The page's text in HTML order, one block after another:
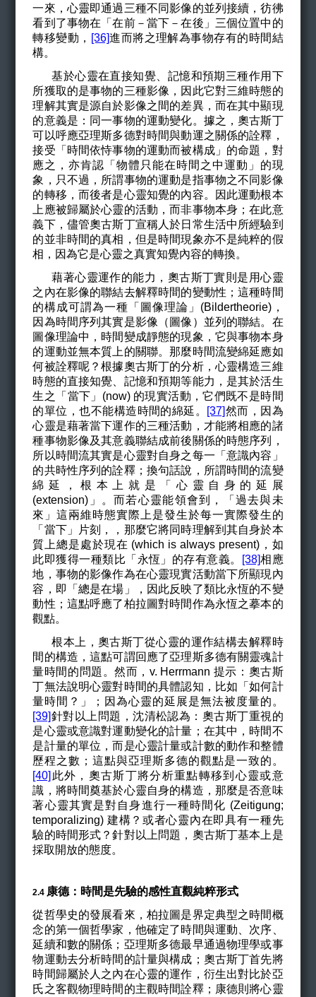
一來，心靈即通過三種不同影像的並列接續，彷彿
看到了事物在「在前－當下－在後」三個位置中的
轉移變動， [36]進而將之理解為事物存有的時間結
構。
基於心靈在直接知覺、記憶和預期三種作用下
所獲取的是事物的三種影像，因此它對三維時態的
理解其實是源自於影像之間的差異，而在其中顯現
的意義是：同一事物的運動變化。據之，奧古斯丁
可以呼應亞理斯多德對時間與動運之關係的詮釋，
接受「時間依恃事物的運動而被構成」的命題，對
應之，亦肯認「物體只能在時間之中運動」的現
象，只不過，所謂事物的運動是指事物之不同影像
的轉移，而後者是心靈知覺的內容。因此運動根本
上應被歸屬於心靈的活動，而非事物本身；在此意
義下，儘管奧古斯丁宣稱人於日常生活中所經驗到
的並非時間的真相，但是時間現象亦不是純粹的假
相，因為它是心靈之真實知覺內容的轉換。
藉著心靈運作的能力，奧古斯丁實則是用心靈
之內在影像的聯結去解釋時間的變動性； 這種時間
的構成可謂為一種「圖像理論」(Bildertheorie)，
因為時間序列其實是影像（圖像）並列的聯結。在
圖像理論中，時間變成靜態的現象，它與事物本身
的運動並無本質上的關聯。那麼時間流變綿延應如
何被詮釋呢？根據奧古斯丁的分析，心靈構造三維
時態的直接知覺、記憶和預期等能力，是其於活生
生之「當下」(now) 的現實活動，它們既不是時間
的單位，也不能構造時間的綿延。
[37]然而，因為
心靈是藉著當下運作的三種活動，才能將相應的諸
種事物影像及其意義聯結成前後關係的時態序列，
所以時間流其實是心靈對自身之每一「意識內容」
的共時性序列的詮釋；換句話說，所謂時間的流變
綿延，根本上就是「心靈自身的延展
(extension)」。而若心靈能領會到，「過去與未
來」這兩維時態實際上是發生於每一實際發生的
「當下」片刻，，那麼它將同時理解到其自身於本
質上總是處於現在 (which is always present)，如
此即獲得一種類比「永恆」的存有意義。
[38]相應
地，事物的影像作為在心靈現實活動當下所顯現內
容，即「總是在場」，因此反映了類比永恆的不變
動性；這點呼應了柏拉圖對時間作為永恆之摹本的
觀點。
根本上，奧古斯丁從心靈的運作結構去解釋時
間的構造，這點可謂回應了亞理斯多德有關靈魂計
量時間的問題。然而，v. Herrmann 提示：奧古斯
丁無法說明心靈對時間的具體認知，比如「如何計
量時間？」；因為心靈的延展是無法被度量的。
[39]針對以上問題，沈清松認為：奧古斯丁重視的
是心靈或意識對運動變化的計量；在其中，時間不
是計量的單位，而是心靈計量或計數的動作和整體
歷程之數；這點與亞理斯多德的觀點是一致的。
[40] 此外，奧古斯丁將分析重點轉移到心靈或意
識，將時間奠基於心靈自身的構造，那麼是否意味
著心靈其實是對自身進行一種時間化 (Zeitigung;
temporalizing) 建構？或者心靈內在即具有一種先
驗的時間形式？針對以上問題，奧古斯丁基本上是
採取開放的態度。
​​​​​​​2.4 康德：時間是先驗的感性直觀純粹形式
從哲學史的發展看來，柏拉圖是界定典型之時間概
念的第一個哲學家，他確定了時間與運動、次序、
延續和數的關係；亞理斯多德最早通過物理學或事
物運動去分析時間的計量與構成；奧古斯丁首先將
時間歸屬於人之內在心靈的運作，衍生出對比於亞
氏之客觀物理時間的主觀時間詮釋；康德則將心靈